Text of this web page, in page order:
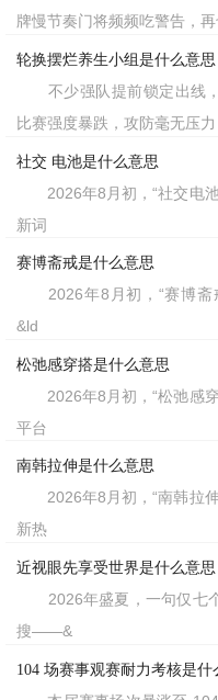
牌慢节奏门将频频吃警告，
轮换摆烂养生小组是什么意思
不少强队提前锁定出线，
比赛强度暴跌，攻防毫无压
社交 电池是什么意思
2026年8月初，“社交电池
新词
赛博斋戒是什么意思
2026年8月初，“赛博斋
&ld
松弛感穿搭是什么意思
2026年8月初，“松弛感穿
平台
南韩拉伸是什么意思
2026年8月初，“南韩拉伸
新热
近视眼先享受世界是什么意思
2026年盛夏，一句仅七
搜——&
104 场赛事观赛耐力考核是什